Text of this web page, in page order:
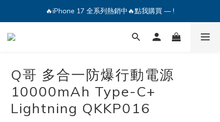
🔥iPhone 17 全系列熱銷中🔥點我購買 — !
🔥iPhone 17 全系列熱銷中🔥點我購買 — !
💕加入Q哥 Line 新好友領優惠券！🎫
Q哥 多合一防爆行動電源
10000mAh Type-C+
Lightning QKKP016